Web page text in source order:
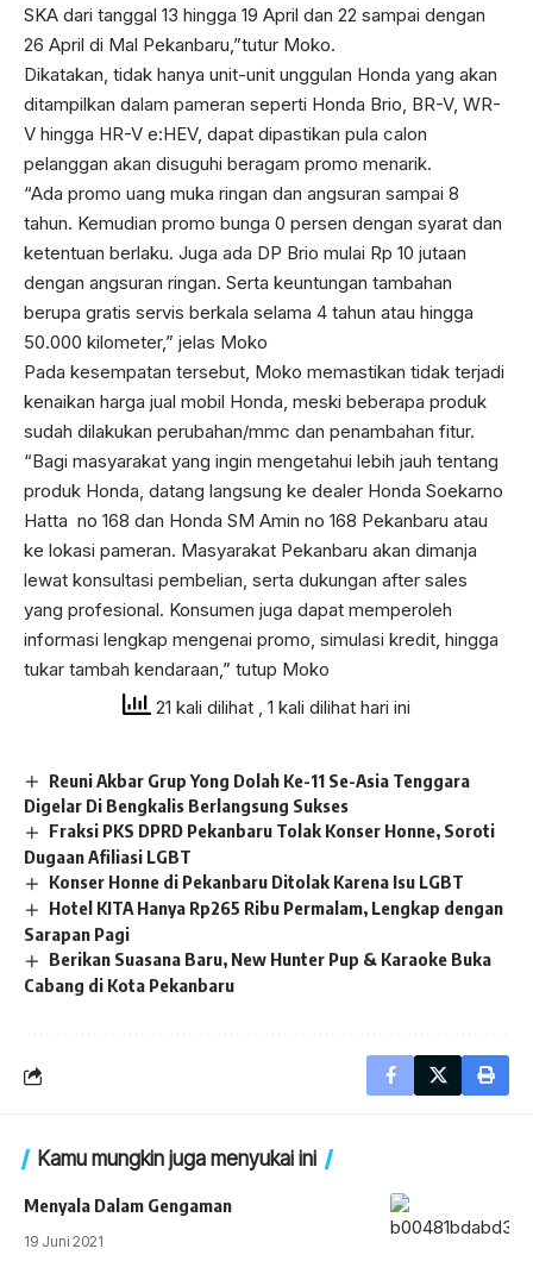
SKA dari tanggal 13 hingga 19 April dan 22 sampai dengan
26 April di Mal Pekanbaru,”tutur Moko.
Dikatakan, tidak hanya unit-unit unggulan Honda yang akan
ditampilkan dalam pameran seperti Honda Brio, BR-V, WR-
V hingga HR-V e:HEV, dapat dipastikan pula calon
pelanggan akan disuguhi beragam promo menarik.
“Ada promo uang muka ringan dan angsuran sampai 8
tahun. Kemudian promo bunga 0 persen dengan syarat dan
ketentuan berlaku. Juga ada DP Brio mulai Rp 10 jutaan
dengan angsuran ringan. Serta keuntungan tambahan
berupa gratis servis berkala selama 4 tahun atau hingga
50.000 kilometer,” jelas Moko
Pada kesempatan tersebut, Moko memastikan tidak terjadi
kenaikan harga jual mobil Honda, meski beberapa produk
sudah dilakukan perubahan/mmc dan penambahan fitur.
“Bagi masyarakat yang ingin mengetahui lebih jauh tentang
produk Honda, datang langsung ke dealer Honda Soekarno
Hatta no 168 dan Honda SM Amin no 168 Pekanbaru atau
ke lokasi pameran. Masyarakat Pekanbaru akan dimanja
lewat konsultasi pembelian, serta dukungan after sales
yang profesional. Konsumen juga dapat memperoleh
informasi lengkap mengenai promo, simulasi kredit, hingga
tukar tambah kendaraan,” tutup Moko
21 kali dilihat
, 1 kali dilihat hari ini
Reuni Akbar Grup Yong Dolah Ke-11 Se-Asia Tenggara
Digelar Di Bengkalis Berlangsung Sukses
Fraksi PKS DPRD Pekanbaru Tolak Konser Honne, Soroti
Dugaan Afiliasi LGBT
Konser Honne di Pekanbaru Ditolak Karena Isu LGBT
Hotel KITA Hanya Rp265 Ribu Permalam, Lengkap dengan
Sarapan Pagi
Berikan Suasana Baru, New Hunter Pup & Karaoke Buka
Cabang di Kota Pekanbaru
Kamu mungkin juga menyukai ini
Menyala Dalam Gengaman
19 Juni 2021